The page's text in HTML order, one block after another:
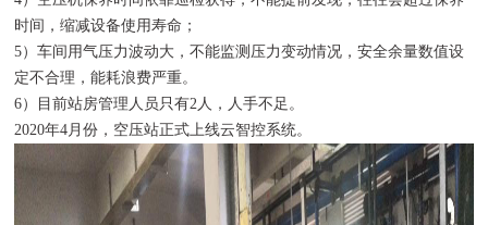
时间，缩减设备使用寿命；
5）车间用气压力波动大，不能监测压力变动情况，安全余量数值设
定不合理，能耗浪费严重。
6）目前站房管理人员只有2人，人手不足。
2020年4月份，空压站正式上线云智控系统。